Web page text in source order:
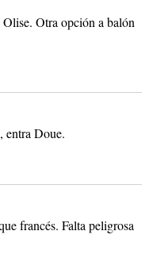
Otra opción a balón
entra Doue.
francés. Falta peligrosa